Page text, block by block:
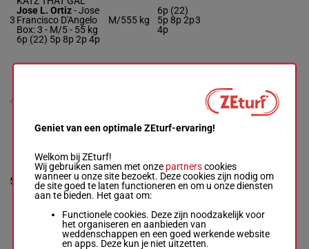
3
Jose L. Ortiz-Jose
Francisco D'Angelo
Box: 3 - M/5 - 55 kg
6p (22) 5p 8p 2p 4p
M/555 kg
6p (22)
5p 8p 2p
4p
3
4
8p (22) 5p 6p 3p 2p
5
BELLA MIURA
Leonel Reyes-
Heather Harney
Box: 5 -M/5 -55 kg
2p 2p 9p 6p 8p
M/555 kg
2p 2p 9p
6p 8p
5
Geniet van een optimale ZEturf-ervaring!
Welkom bij ZEturf!
Wij gebruiken samen met onze partnerscookies
wanneer u onze site bezoekt. Deze cookies zijn nodig om
de site goed te laten functioneren en om u onze diensten
aan te bieden. Het gaat om:
Functionele cookies. Deze zijn noodzakelijk voor
het organiseren en aanbieden van
weddenschappen en een goed werkende website
en apps. Deze kun je niet uitzetten.